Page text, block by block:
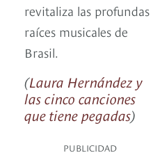
revitaliza las profundas
raíces musicales de
Brasil.
(Laura Hernández y
las cinco canciones
que tiene pegadas)
PUBLICIDAD